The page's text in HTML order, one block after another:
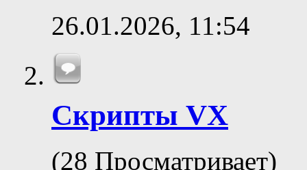
26.01.2026, 11:54
Скрипты VX
(28 Просматривает)